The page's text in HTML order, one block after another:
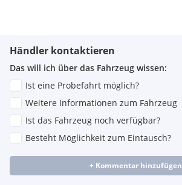
Händler kontaktieren
Das will ich über das Fahrzeug wissen:
Ist eine Probefahrt möglich?
Weitere Informationen zum Fahrzeug
Ist das Fahrzeug noch verfügbar?
Besteht Möglichkeit zum Eintausch?
+ Kommentar hinzufügen